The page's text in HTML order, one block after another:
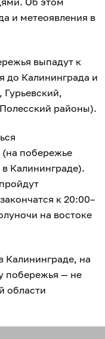
и метеоявления в
выпадут к
до Калининграда и
Гурьевский,
районы).
побережье
Калининграде).
к 20:00–
на востоке
Калининграде, на
побережья — не
области